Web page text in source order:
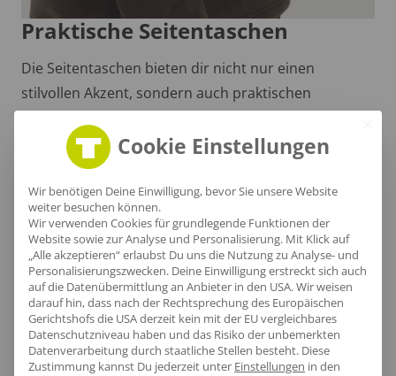
Praktische Seitentaschen
Die Seitentaschen bieten dir nicht nur einen
stilvollen Akzent, sondern auch praktischen
Strickfleecejacke durch atmungsaktives Material und
perfekte Passform überzeugt.
Cookie Einstellungen
Wir benötigen Deine Einwilligung, bevor Sie unsere Website
weiter besuchen können.
Wir verwenden Cookies für grundlegende Funktionen der
Website sowie zur Analyse und Personalisierung. Mit Klick auf
„Alle akzeptieren“ erlaubst Du uns die Nutzung zu Analyse- und
Personalisierungszwecken. Deine Einwilligung erstreckt sich auch
auf die Datenübermittlung an Anbieter in den USA. Wir weisen
darauf hin, dass nach der Rechtsprechung des Europäischen
Gerichtshofs die USA derzeit kein mit der EU vergleichbares
Datenschutzniveau haben und das Risiko der unbemerkten
Datenverarbeitung durch staatliche Stellen besteht. Diese
Zustimmung kannst Du jederzeit unter Einstellungen in den